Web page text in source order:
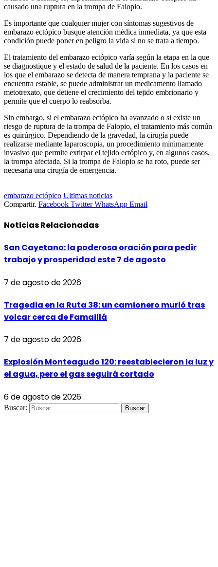
causado una ruptura en la trompa de Falopio.
Es importante que cualquier mujer con síntomas sugestivos de
embarazo ectópico busque atención médica inmediata, ya que esta
condición puede poner en peligro la vida si no se trata a tiempo.
El tratamiento del embarazo ectópico varía según la etapa en la que
se diagnostique y el estado de salud de la paciente. En los casos en
los que el embarazo se detecta de manera temprana y la paciente se
encuentra estable, se puede administrar un medicamento llamado
metotrexato, que detiene el crecimiento del tejido embrionario y
permite que el cuerpo lo reabsorba.
Sin embargo, si el embarazo ectópico ha avanzado o si existe un
riesgo de ruptura de la trompa de Falopio, el tratamiento más común
es quirúrgico. Dependiendo de la gravedad, la cirugía puede
realizarse mediante laparoscopia, un procedimiento mínimamente
invasivo que permite extirpar el tejido ectópico y, en algunos casos,
la trompa afectada. Si la trompa de Falopio se ha roto, puede ser
necesaria una cirugía de emergencia.
embarazo ectópico Ultimas noticias
Compartir. Facebook Twitter WhatsApp Email
NoticiasRelacionadas
San Cayetano: la poderosa oración para pedir
trabajo y prosperidad este 7 de agosto
7 de agosto de 2026
Tragedia en la Ruta 38: un camionero murió tras
volcar cerca de Famaillá
7 de agosto de 2026
Explosión Monteagudo 120: reestablecieron la luz y
el agua, pero el gas seguirá cortado
6 de agosto de 2026
Buscar: